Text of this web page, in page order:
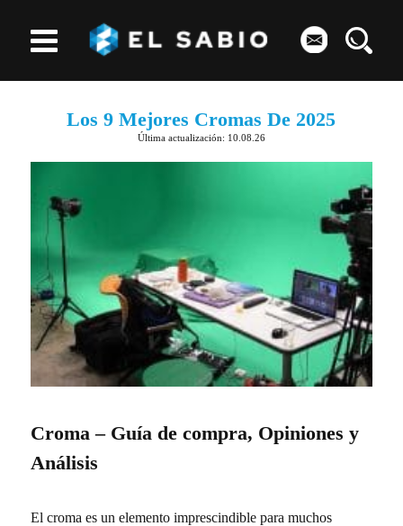
Los 9 Mejores Cromas De 2025
Última actualización: 10.08.26
Croma – Guía de compra, Opiniones y
Análisis
El croma es un elemento imprescindible para muchos